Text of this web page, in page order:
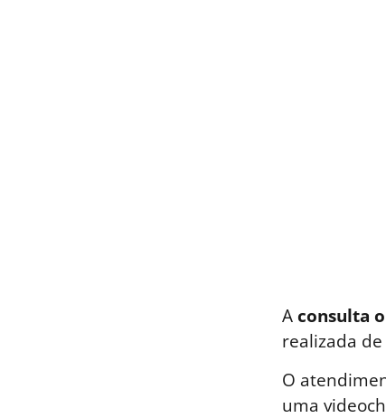
Aconsulta
realizada
O
uma